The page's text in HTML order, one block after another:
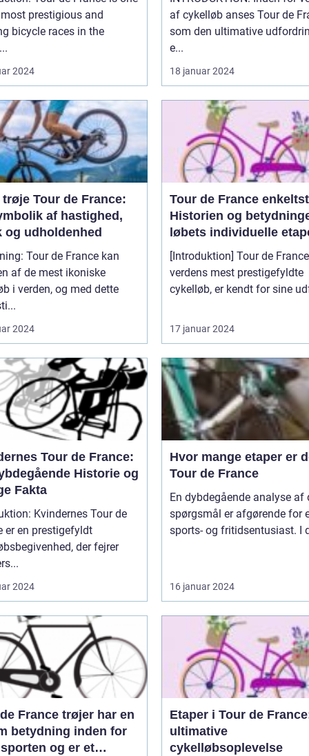
prestigious and
bicycle races in the
2024
af cykelløb anses Tour de
som den ultimative
e...
18 januar 2024
Tour de France:
af hastighed,
og udholdenhed
France kan
af de mest ikoniske
i verden, og med dette
2024
Tour de France
Historien og
løbets individuelle
[Introduktion] Tour de
verdens mest prestigefyldte
cykelløb, er kendt for sine
17 januar 2024
Tour de France:
Historie og
Fakta
Kvindernes Tour de
er en prestigefyldt
der fejrer
2024
Hvor mange etaper er
Tour de France
En dybdegående analyse af
spørgsmål er afgørende for
sports- og fritidsentusiast. I
16 januar 2024
France trøjer har en
betydning inden for
og er et
Etaper i Tour de
ultimative
cykelløbsoplevelse